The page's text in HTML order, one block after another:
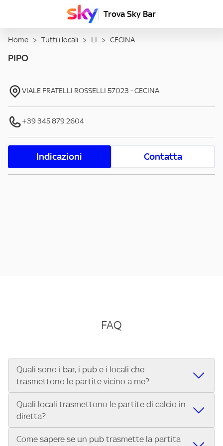
Trova Sky Bar
Home > Tutti i locali > LI > CECINA
PIPO
VIALE FRATELLI ROSSELLI 57023 -CECINA
+39 345 879 2604
Indicazioni Contatta
FAQ
Quali sono i bar, i pub e i locali che
trasmettono le partite vicino a me?
Se cerchi un bar, pub, ristorante o locale vicino a te per
vedere le partite di Serie A ENILIVE, la Serie C Sky Wifi, la
UEFA Champions League, la UEFA Europa League, la UEFA
Conference League, il Tennis, la Formula 1®, la MotoGP™ e
Quali locali trasmettono le partite di calcio in
diretta?
Vuoi sapere quali bar, pub o ristoranti mostrano le partite
Come sapere se un pub trasmette la partita